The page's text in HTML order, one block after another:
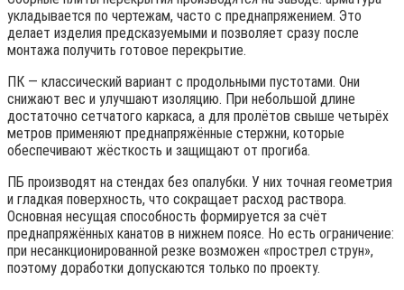
укладывается по чертежам, часто с преднапряжением. Это
делает изделия предсказуемыми и позволяет сразу после
монтажа получить готовое перекрытие.
ПК — классический вариант с продольными пустотами. Они
снижают вес и улучшают изоляцию. При небольшой длине
достаточно сетчатого каркаса, а для пролётов свыше четырёх
метров применяют преднапряжённые стержни, которые
обеспечивают жёсткость и защищают от прогиба.
ПБ производят на стендах без опалубки. У них точная геометрия
и гладкая поверхность, что сокращает расход раствора.
Основная несущая способность формируется за счёт
преднапряжённых канатов в нижнем поясе. Но есть ограничение:
при несанкционированной резке возможен «прострел струн»,
поэтому доработки допускаются только по проекту.